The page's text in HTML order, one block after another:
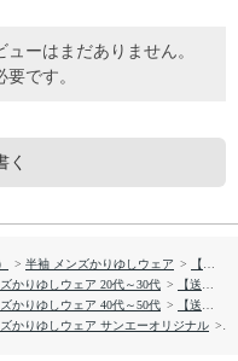
ーはまだありません。
要です。
く
> 半袖 メンズかりゆしウェア >
【送料無料】しゅり花たより かりゆしウェア P-GSM52013S
ズかりゆしウェア 20代～30代 >
【送料無料】しゅり花たより かりゆしウェア P-GSM52013S
ズかりゆしウェア 40代～50代 >
【送料無料】しゅり花たより かりゆしウェア P-GSM52013S
ズかりゆしウェア サンエーオリジナル